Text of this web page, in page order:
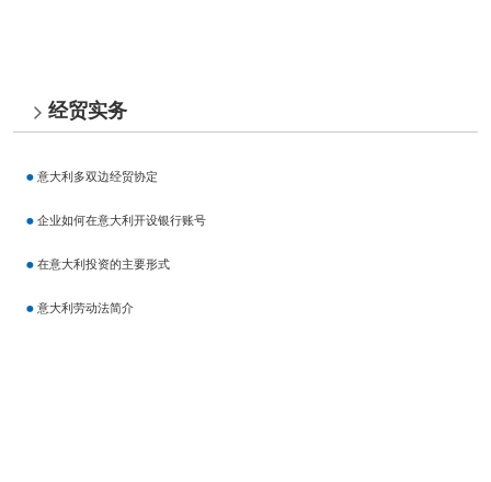
经贸实务
意大利多双边经贸协定
企业如何在意大利开设银行账号
在意大利投资的主要形式
意大利劳动法简介